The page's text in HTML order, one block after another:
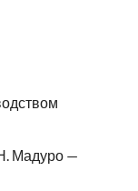
Мадуро —